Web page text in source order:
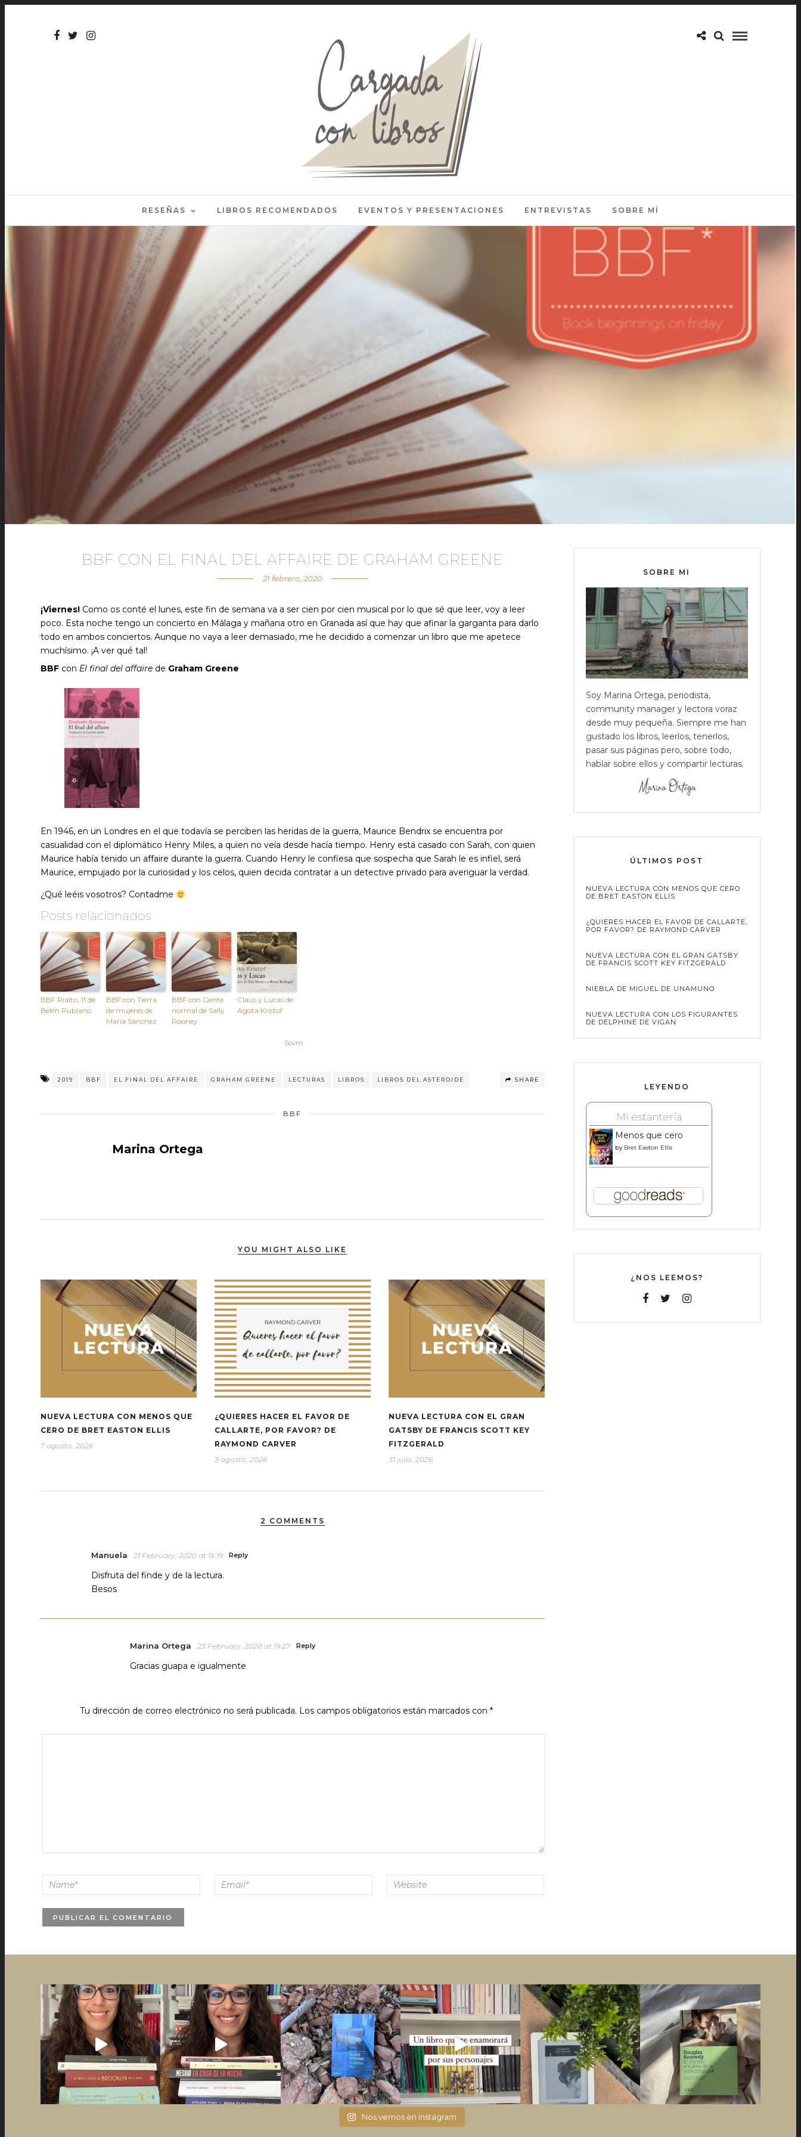
RESEÑAS LIBROS RECOMENDADOS EVENTOS Y PRESENTACIONES ENTREVISTAS SOBRE MÍ
BBF CON EL FINAL DEL AFFAIRE DE GRAHAM GREENE
21 febrero, 2020
¡Viernes! Como os conté el lunes, este fin de semana va a ser cien por cien musical por lo que sé que leer, voy a leer
poco. Esta noche tengo un concierto en Málaga y mañana otro en Granada así que hay que afinar la garganta para darlo
todo en ambos conciertos. Aunque no vaya a leer demasiado, me he decidido a comenzar un libro que me apetece
muchísimo. ¡A ver qué tal!
BBF con El final del affaire de Graham Greene
En 1946, en un Londres en el que todavía se perciben las heridas de la guerra, Maurice Bendrix se encuentra por
casualidad con el diplomático Henry Miles, a quien no veía desde hacía tiempo. Henry está casado con Sarah, con quien
Maurice había tenido un affaire durante la guerra. Cuando Henry le confiesa que sospecha que Sarah le es infiel, será
Maurice, empujado por la curiosidad y los celos, quien decida contratar a un detective privado para averiguar la verdad.
¿Qué leéis vosotros? Contadme
Posts relacionados
BBF Rialto, 11 de
Belén Rubiano
BBF con Tierra
de mujeres de
María Sánchez
BBF con Gente
normal de Sally
Rooney
Claus y Lucas de
Agota Kristof
Sovrn
2019 BBF EL FINAL DEL AFFAIRE GRAHAM GREENE LECTURAS LIBROS LIBROS DEL ASTEROIDE SHARE
BBF
Marina Ortega
YOU MIGHT ALSO LIKE
NUEVA LECTURA CON MENOS QUE
CERO DE BRET EASTON ELLIS
7 agosto, 2026
¿QUIERES HACER EL FAVOR DE
CALLARTE, POR FAVOR? DE
RAYMOND CARVER
3 agosto, 2026
NUEVA LECTURA CON EL GRAN
GATSBY DE FRANCIS SCOTT KEY
FITZGERALD
31 julio, 2026
2 COMMENTS
Manuela 21 February, 2020 at 15:19 Reply
Disfruta del finde y de la lectura.
Besos
Marina Ortega 23 February, 2020 at 19:27 Reply
Gracias guapa e igualmente
Tu dirección de correo electrónico no será publicada. Los campos obligatorios están marcados con *
SOBRE MI
Soy Marina Ortega, periodista,
community manager y lectora voraz
desde muy pequeña. Siempre me han
gustado los libros, leerlos, tenerlos,
pasar sus páginas pero, sobre todo,
hablar sobre ellos y compartir lecturas.
ÚLTIMOS POST
NUEVA LECTURA CON MENOS QUE CERO
DE BRET EASTON ELLIS
¿QUIERES HACER EL FAVOR DE CALLARTE,
POR FAVOR? DE RAYMOND CARVER
NUEVA LECTURA CON EL GRAN GATSBY
DE FRANCIS SCOTT KEY FITZGERALD
NIEBLA DE MIGUEL DE UNAMUNO
NUEVA LECTURA CON LOS FIGURANTES
DE DELPHINE DE VIGAN
LEYENDO
Mi estantería
Menos que cero
by Bret Easton Ellis
¿NOS LEEMOS?
Nos vemos en Instagram